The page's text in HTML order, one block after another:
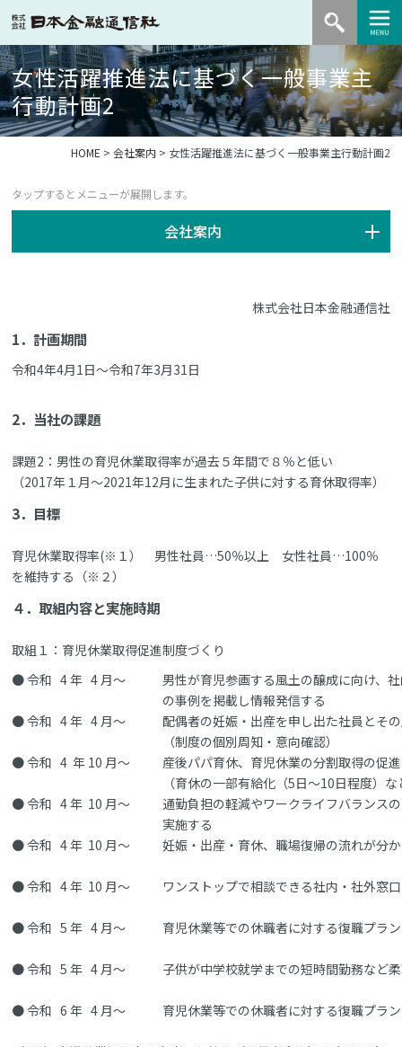
女性活躍推進法に基づく一般事業主
行動計画2
HOME > 会社案内 > 女性活躍推進法に基づく一般事業主行動計画2
会社案内
株式会社日本金融通信社
1．計画期間
令和4年4月1日～令和7年3月31日
2．当社の課題
課題2：男性の育児休業取得率が過去５年間で８％と低い
（2017年１月～2021年12月に生まれた子供に対する育休取得率）
3．目標
育児休業取得率(※１） 男性社員…50％以上 女性社員…100％
を維持する（※２）
４．取組内容と実施時期
取組１：育児休業取得促進制度づくり
● 令和 4 年 4 月～
男性が育児参画する風土の醸成に向け、
の事例を掲載し情報発信する
● 令和 4 年 4 月～
配偶者の妊娠・出産を申し出た社員とそ
（制度の個別周知・意向確認）
● 令和 4 年 10 月～
産後パパ育休、育児休業の分割取得の促進
（育休の一部有給化（5日～10日程度）
● 令和 4 年 10 月～
通勤負担の軽減やワークライフバランス
実施する
● 令和 4 年 10 月～
妊娠・出産・育休、職場復帰の流れが分
● 令和 4 年 10 月～ ワンストップで相談できる社内・社外窓
● 令和 5 年 4 月～ 育児休業等での休職者に対する復職プラ
● 令和 5 年 4 月～ 子供が中学校就学までの短時間勤務など
● 令和 6 年 4 月～ 育児休業等での休職者に対する復職プラ